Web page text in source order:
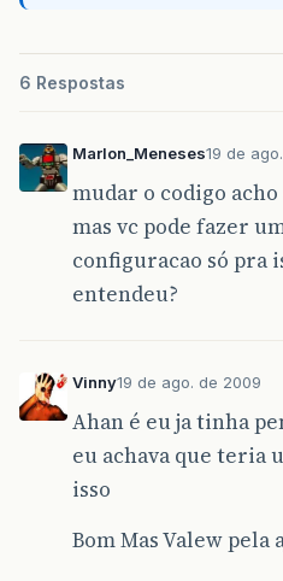
6 Respostas
Marlon_Meneses19 de
mudar o codigo
mas vc pode fazer
configuracao só pra
entendeu?
Vinny19 de ago. de 2009
Ahan é eu ja tinha
eu achava que teria
isso
Bom Mas Valew pela